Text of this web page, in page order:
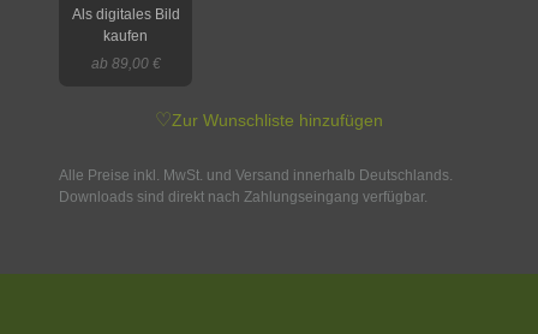
Als digitales Bild
kaufen
ab 89,00 €
♡Zur Wunschliste hinzufügen
Alle Preise inkl. MwSt. und Versand innerhalb Deutschlands.
Downloads sind direkt nach Zahlungseingang verfügbar.